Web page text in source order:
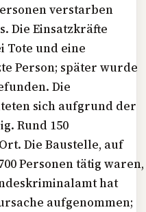
verstarben
Die Einsatzkräfte
Tote und eine
Person; später wurde
Die
sich aufgrund der
Rund 150
Die Baustelle, auf
Personen tätig waren,
hat
aufgenommen;